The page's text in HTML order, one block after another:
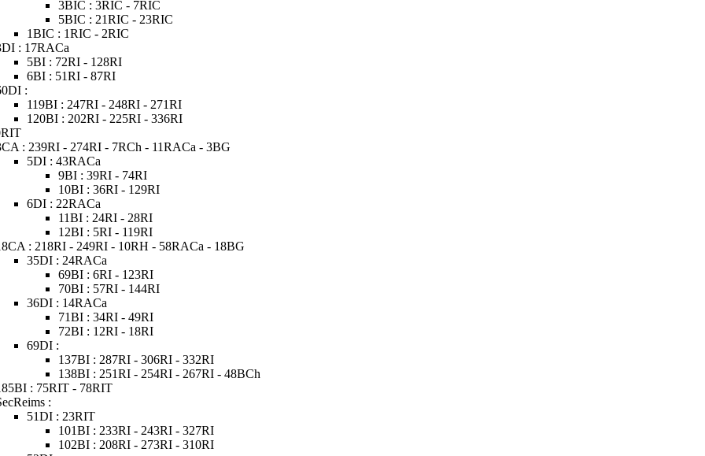
3BIC : 3RIC - 7RIC
5BIC : 21RIC - 23RIC
1BIC : 1RIC - 2RIC
: 17RACa
5BI : 72RI - 128RI
6BI : 51RI - 87RI
:
119BI : 247RI - 248RI - 271RI
120BI : 202RI - 225RI - 336RI
: 239RI - 274RI - 7RCh - 11RACa - 3BG
5DI : 43RACa
9BI : 39RI - 74RI
10BI : 36RI - 129RI
6DI : 22RACa
11BI : 24RI - 28RI
12BI : 5RI - 119RI
: 218RI - 249RI - 10RH - 58RACa - 18BG
35DI : 24RACa
69BI : 6RI - 123RI
70BI : 57RI - 144RI
36DI : 14RACa
71BI : 34RI - 49RI
72BI : 12RI - 18RI
69DI :
137BI : 287RI - 306RI - 332RI
138BI : 251RI - 254RI - 267RI - 48BCh
: 75RIT - 78RIT
:
51DI : 23RIT
101BI : 233RI - 243RI - 327RI
102BI : 208RI - 273RI - 310RI